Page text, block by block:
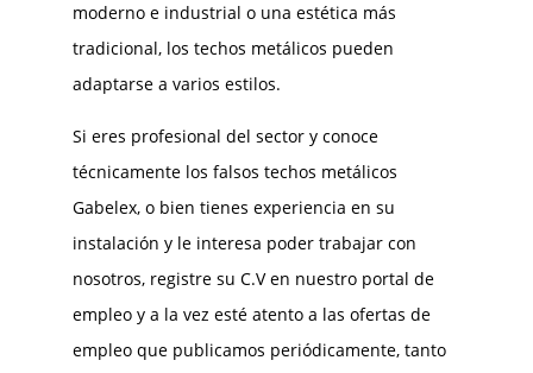
moderno e industrial o una estética más
tradicional, los techos metálicos pueden
adaptarse a varios estilos.
Si eres profesional del sector y conoce
técnicamente los falsos techos metálicos
Gabelex, o bien tienes experiencia en su
instalación y le interesa poder trabajar con
nosotros, registre su C.V en nuestro portal de
empleo y a la vez esté atento a las ofertas de
empleo que publicamos periódicamente, tanto